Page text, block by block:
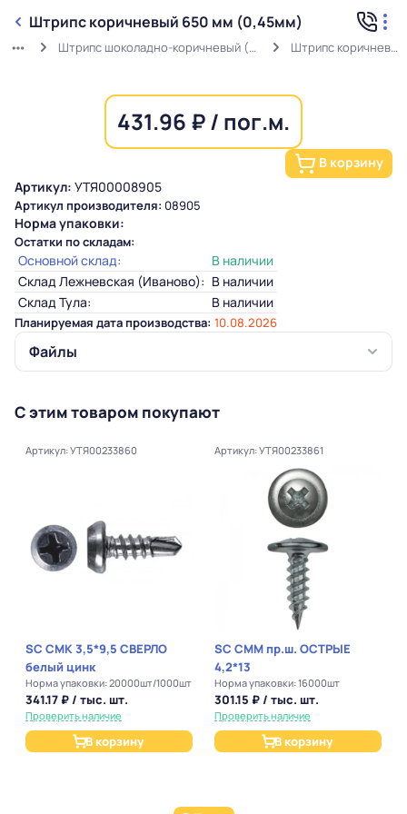
Штрипс коричневый 650 мм (0,45мм)
Штрипс шоколадно-коричневый (0,45мм) RAL 8017 в защитной пленке Штрипс коричневый 650 мм (0,45мм)
431.96 ₽ / пог.м.
В корзину
Артикул: УТЯ00008905
Артикул производителя: 08905
Норма упаковки:
Остатки по складам:
Основной склад:
В наличии
Склад Лежневская (Иваново): В наличии
Склад Тула:
В наличии
Планируемая дата производства: 10.08.2026
Файлы
С этим товаром покупают
Артикул: УТЯ00233860
SC СМК 3,5*9,5 СВЕРЛО
белый цинк
Норма упаковки: 20000шт/1000шт
341.17 ₽ / тыс. шт.
Проверить наличие
В корзину
Артикул: УТЯ00233861
SC СММ пр.ш. ОСТРЫЕ
4,2*13
Норма упаковки: 16000шт
301.15 ₽ / тыс. шт.
Проверить наличие
В корзину